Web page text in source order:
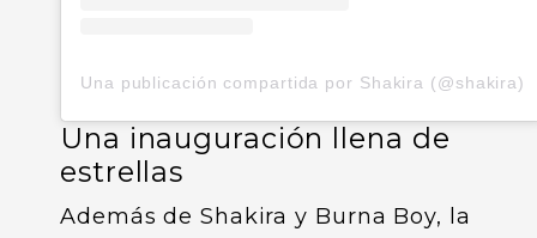
Una publicación compartida por Shakira (@shakira)
Una inauguración llena de
estrellas
Además de Shakira y Burna Boy, la